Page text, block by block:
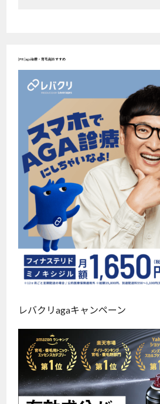
[PR]aga治療・育毛剤おすすめ
レバクリagaキャンペーン